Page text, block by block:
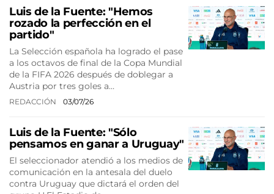
Luis de la Fuente: "Hemos
rozado la perfección en el
partido"
La Selección española ha logrado el pase
a los octavos de final de la Copa Mundial
de la FIFA 2026 después de doblegar a
Austria por tres goles a…
REDACCIÓN 03/07/26
Luis de la Fuente: "Sólo
pensamos en ganar a Uruguay"
El seleccionador atendió a los medios de
comunicación en la antesala del duelo
contra Uruguay que dictará el orden del